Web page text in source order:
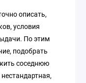
описать,
условия
По этим
подобрать
соседнюю